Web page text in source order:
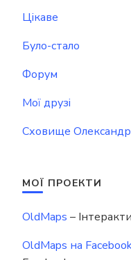
Цікаве
Було-стало
Форум
Мої друзі
Сховище
МОЇ ПРОЕКТИ
OldMaps –
OldMaps на